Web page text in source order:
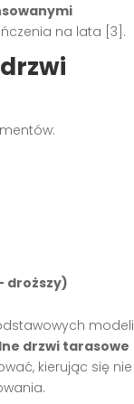
na lata [3] .
droższy)
modeli
drzwi tarasowe
kierując się nie